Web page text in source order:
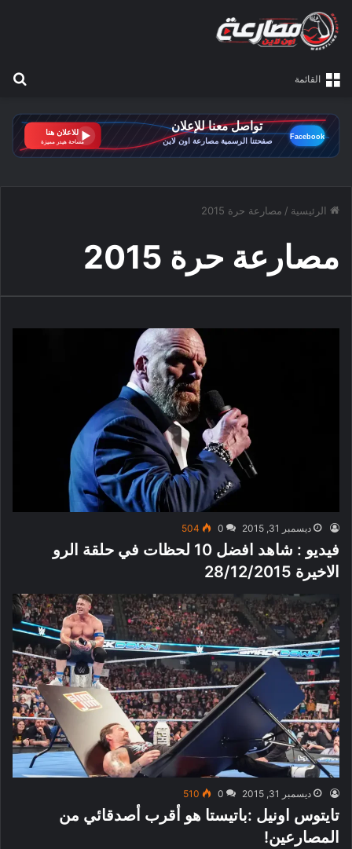
القائمة
الرئيسية / مصارعة حرة 2015
مصارعة حرة 2015
ديسمبر 31, 2015 0
504
فيديو : شاهد افضل 10 لحظات في حلقة الرو
الاخيرة 28/12/2015
ديسمبر 31, 2015 0
510
تايتوس اونيل :باتيستا هو أقرب أصدقائي من
المصارعين!